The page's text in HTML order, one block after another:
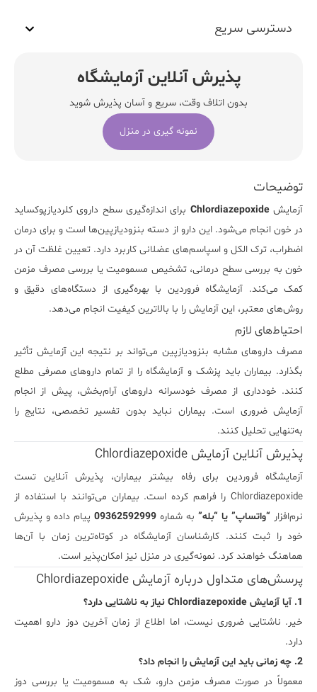
توضیحات
آزمایشChlordiazepoxide برای اندازه‌گیری سطح داروی کلردیازپوکساید
در خون انجام می‌شود. این دارو از دسته بنزودیازپین‌ها است و برای درمان
اضطراب، ترک الکل و اسپاسم‌های عضلانی کاربرد دارد. تعیین غلظت آن در
خون به بررسی سطح درمانی، تشخیص مسمومیت یا بررسی مصرف مزمن
کمک می‌کند. آزمایشگاه فروردین با بهره‌گیری از دستگاه‌های دقیق و
روش‌های معتبر، این آزمایش را با بالاترین کیفیت انجام می‌دهد.
احتیاط‌های لازم
مصرف داروهای مشابه بنزودیازپین می‌تواند بر نتیجه این آزمایش تأثیر
بگذارد. بیماران باید پزشک و آزمایشگاه را از تمام داروهای مصرفی مطلع
کنند. خودداری از مصرف خودسرانه داروهای آرام‌بخش، پیش از انجام
آزمایش ضروری است. بیماران نباید بدون تفسیر تخصصی، نتایج را
به‌تنهایی تحلیل کنند.
پذیرش آنلاین آزمایش Chlordiazepoxide
آزمایشگاه فروردین برای رفاه بیشتر بیماران، پذیرش آنلاین تست
Chlordiazepoxide را فراهم کرده است. بیماران می‌توانند با استفاده از
نرم‌افزار “واتساپ” یا “بله” به شماره 09362592999 پیام داده و پذیرش
خود را ثبت کنند. کارشناسان آزمایشگاه در کوتاه‌ترین زمان با آن‌ها
هماهنگ خواهند کرد. نمونه‌گیری در منزل نیز امکان‌پذیر است.
پرسش‌های متداول درباره آزمایش Chlordiazepoxide
1. آیا آزمایش Chlordiazepoxide نیاز به ناشتایی دارد؟
خیر. ناشتایی ضروری نیست، اما اطلاع از زمان آخرین دوز دارو اهمیت
دارد.
2. چه زمانی باید این آزمایش را انجام داد؟
معمولاً در صورت مصرف مزمن دارو، شک به مسمومیت یا بررسی دوز
دسترسی سریع
پذیرش آنلاین آزمایشگاه
بدون اتلاف وقت، سریع و آسان پذیرش شوید
نمونه گیری در منزل